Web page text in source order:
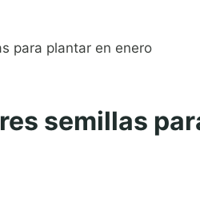
para plantar en enero
semillas